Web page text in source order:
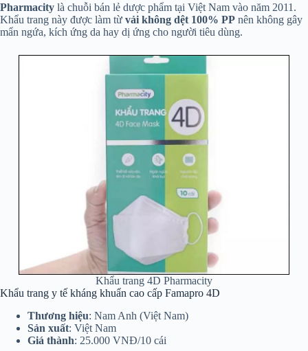
Pharmacity là chuỗi bán lẻ dược phẩm tại Việt Nam vào năm 2011.
Khẩu trang này được làm từ vải không dệt 100% PP nên không gây
mẩn ngứa, kích ứng da hay dị ứng cho người tiêu dùng.
Khẩu trang 4D Pharmacity
Khẩu trang y tế kháng khuẩn cao cấp Famapro 4D
Thương hiệu: Nam Anh (Việt Nam)
Sản xuất: Việt Nam
Giá thành: 25.000 VNĐ/10 cái